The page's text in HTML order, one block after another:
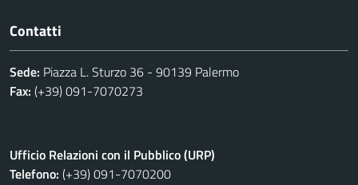
Contatti
Sede: Piazza L. Sturzo 36 - 90139 Palermo
Fax: (+39) 091-7070273
Ufficio Relazioni con il Pubblico (URP)
Telefono: (+39) 091-7070200